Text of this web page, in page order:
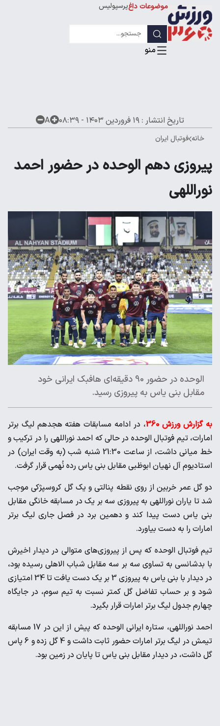
موضوعات داغپرسپولیس
لیگ قهرمانان
تاریخ انتشار : ۱۹ فروردین ۱۴۰۳ - ۰۸:۳۹ A
خانه فوتبال ایران
پیروزی دهم الوحده در حضور احمد
نوراللهی
الوحده در حضور 90 دقیقه‌ای هافبک ایرانی خود
مقابل بنی یاس به پیروزی رسید.
به گزارش ورزش 360
، در ادامه مسابقات هفته هجدهم لیگ برتر
امارات، تیم فوتبال الوحده در حالی که احمد نوراللهی را در ترکیب و
خط میانی داشت، از ساعت 21:30 شنبه شب (به وقت ایران) در
استادیوم آل نهیان ابوظبی مقابل بنی یاس رده نُهمی قرار گرفت.
دو گل عمر خربین از روی نقطه پنالتی و یک گل کروسپژکی موجب
شد تا یاران نوراللهی به پیروزی سه بر یک در مسابقه خانگی مقابل
بنی یاس دست پیدا کند و دهمین برد در فصل جاری لیگ برتر
امارات را به دست بیاورد.
تیم فوتبال الوحده که پس از پیروزی‌های متوالی در دیدار اخیرش
با بدشانسی به تساوی سه بر سه مقابل شباب الاهلی رسیده بود،
در دیدار با بنی یاس به پیروزی 3 بر یک دست یافت تا 34 امتیازی
شود و بر حساب تفاضل گل کمتر نسبت به تیم سوم، در جایگاه
چهارم جدول لیگ برتر امارات قرار بگیرد.
احمد نوراللهی، ستاره ایرانی الوحده که پیش از این در 17 مسابقه
تیمش در لیگ برتر امارات حضور ثابت داشت و 4 گل زده و 6 پاس
گل داشت، در دیدار مقابل بنی یاس تا پایان در زمین بود.